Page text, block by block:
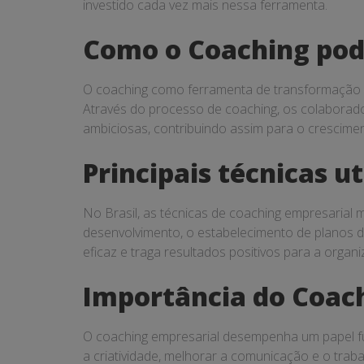
investido cada vez mais nessa ferramenta.
Como o Coaching
O coaching como ferramenta de
Através do processo de coaching, os
ambiciosas, contribuindo assim para o
Principais técnicas
No Brasil, as técnicas de coaching empresarial
desenvolvimento, o estabelecimento de
eficaz e traga resultados positivos para a
Importância do
O coaching empresarial desempenha um
a criatividade, melhorar a comunicação e o